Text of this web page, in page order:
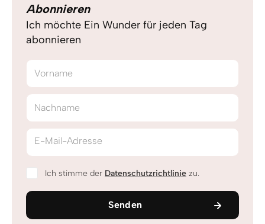
Abonnieren
Ich möchte Ein Wunder für jeden Tag
abonnieren
Vorname
Nachname
E-Mail-Adresse
Ich stimme der Datenschutzrichtlinie zu.
Senden